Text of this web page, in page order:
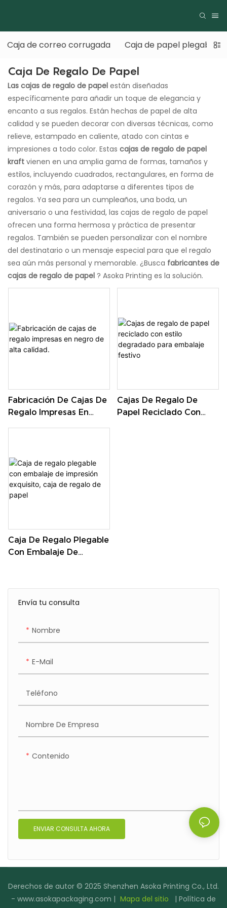
Caja de correo corrugada Caja de papel plegable
Caja De Regalo De Papel
Las cajas de regalo de papel están diseñadas
específicamente para añadir un toque de elegancia y
encanto a sus regalos. Están hechas de papel de alta
calidad y se pueden decorar con diversas técnicas, como
relieve, estampado en caliente, atado con cintas e
impresiones a todo color. Estas cajas de regalo de papel
kraft vienen en una amplia gama de formas, tamaños y
estilos, incluyendo cuadrados, rectangulares, en forma de
corazón y más, para adaptarse a diferentes tipos de
regalos. Ya sea para un cumpleaños, una boda, un
aniversario o una festividad, las cajas de regalo de papel
ofrecen una forma hermosa y práctica de presentar
regalos. También se pueden personalizar con el nombre
del destinatario o un mensaje especial para que el regalo
sea aún más personal y memorable. ¿Busca fabricantes de
cajas de regalo de papel ? Asoka Printing es la solución.
Envía tu consulta
Nombre
E-Mail
Teléfono
Nombre De Empresa
Contenido
ENVIAR CONSULTA AHORA
Fabricación De Cajas De
Regalo Impresas En
Cajas De Regalo De
Papel Reciclado Con
Caja De Regalo Plegable
Con Embalaje De
Derechos de autor © 2025 Shenzhen Asoka Printing Co., Ltd.
- www.asokapackaging.com | Mapa del sitio | Política de